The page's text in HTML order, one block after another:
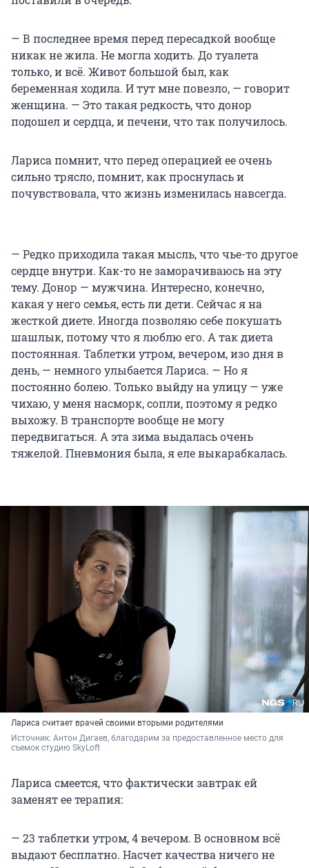
— В последнее время перед пересадкой вообще
никак не жила. Не могла ходить. До туалета
только, и всё. Живот большой был, как
беременная ходила. И тут мне повезло, — говорит
женщина. — Это такая редкость, что донор
подошел и сердца, и печени, что так получилось.
Лариса помнит, что перед операцией ее очень
сильно трясло, помнит, как проснулась и
почувствовала, что жизнь изменилась навсегда.
— Редко приходила такая мысль, что чье-то другое
сердце внутри. Как-то не заморачиваюсь на эту
тему. Донор — мужчина. Интересно, конечно,
какая у него семья, есть ли дети. Сейчас я на
жесткой диете. Иногда позволяю себе покушать
шашлык, потому что я люблю его. А так диета
постоянная. Таблетки утром, вечером, изо дня в
день, — немного улыбается Лариса. — Но я
постоянно болею. Только выйду на улицу — уже
чихаю, у меня насморк, сопли, поэтому я редко
выхожу. В транспорте вообще не могу
передвигаться. А эта зима выдалась очень
тяжелой. Пневмония была, я еле выкарабкалась.
Лариса считает врачей своими вторыми родителями
Источник: Антон Дигаев, благодарим за предоставленное место для
съемок студию SkyLoft
Лариса смеется, что фактически завтрак ей
заменят ее терапия:
— 23 таблетки утром, 4 вечером. В основном всё
выдают бесплатно. Насчет качества ничего не